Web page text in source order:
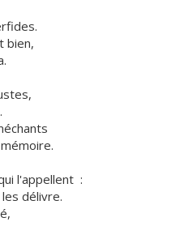
bien,
l'appellent :
délivre.